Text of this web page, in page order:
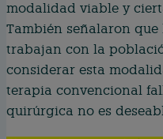
modalidad viable y
También señalaron
trabajan con la
considerar esta
terapia convencional
quirúrgica no es